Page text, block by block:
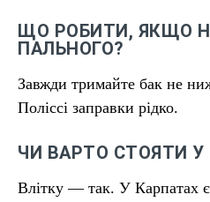
ЩО РОБИТИ, ЯКЩО
ПАЛЬНОГО?
Завжди тримайте бак не
Поліссі заправки рідко.
ЧИ ВАРТО СТОЯТИ У
Влітку — так. У Карпатах є